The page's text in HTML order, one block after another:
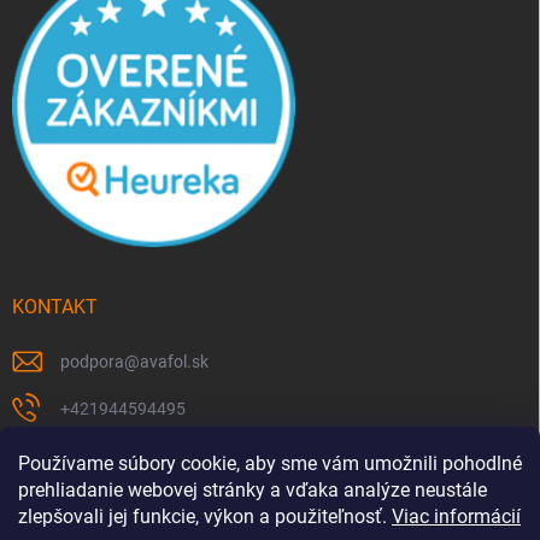
Používame súbory cookie, aby sme vám umožnili pohodlné
prehliadanie webovej stránky a vďaka analýze neustále
zlepšovali jej funkcie, výkon a použiteľnosť. Viac informácií
KONTAKT
podpora@avafol.sk
+421944594495
https://www.facebook.com/p/avafolsk-100091961793102/
avafol.sk/